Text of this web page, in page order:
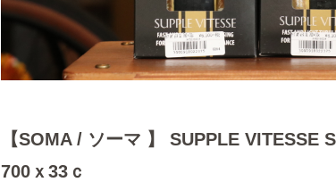
【SOMA / ソーマ 】 SUPPLE VITESSE
700ｘ33ｃ